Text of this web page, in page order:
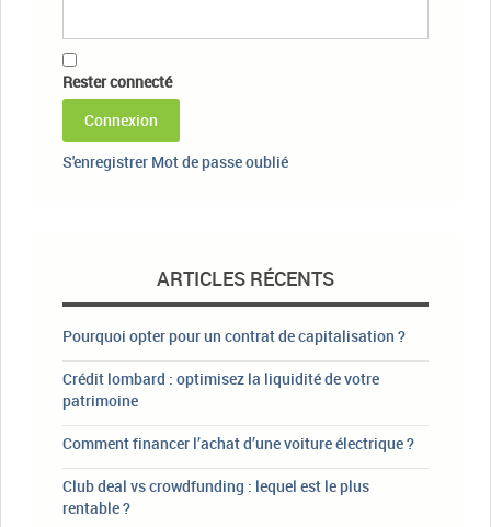
Rester connecté
Connexion
S'enregistrer Mot de passe oublié
ARTICLES RÉCENTS
Pourquoi opter pour un contrat de capitalisation ?
Crédit lombard : optimisez la liquidité de votre
patrimoine
Comment financer l’achat d’une voiture électrique ?
Club deal vs crowdfunding : lequel est le plus
rentable ?